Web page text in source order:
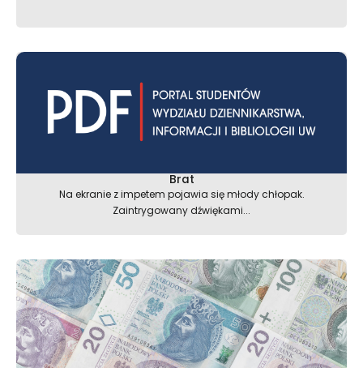
Brat
Na ekranie z impetem pojawia się młody chłopak.
Zaintrygowany dźwiękami...